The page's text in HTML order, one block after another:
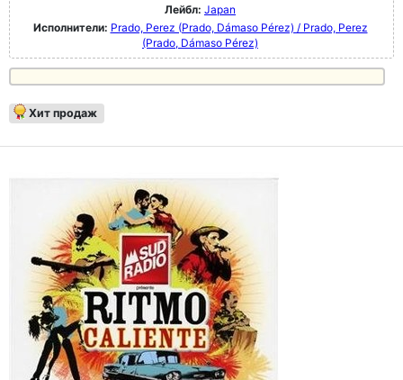
Лейбл: Japan
Исполнители: Prado, Perez (Prado, Dámaso Pérez) / Prado, Perez
(Prado, Dámaso Pérez)
Хит продаж